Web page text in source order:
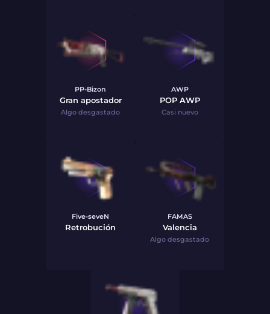
PP-Bizon
Gran apostador
Algo desgastado
AWP
POP AWP
Casi nuevo
Five-seveN
Retrobución
FAMAS
Valencia
Algo desgastado